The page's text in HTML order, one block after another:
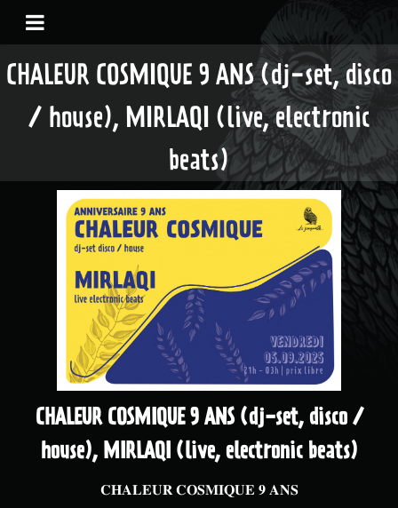
CHALEUR COSMIQUE 9 ANS (dj-set, disco
/ house), MIRLAQI (live, electronic
beats)
CHALEUR COSMIQUE 9 ANS (dj-set, disco /
house), MIRLAQI (live, electronic beats)
𝐂𝐇𝐀𝐋𝐄𝐔𝐑 𝐂𝐎𝐒𝐌𝐈𝐐𝐔𝐄 𝟗 𝐀𝐍𝐒